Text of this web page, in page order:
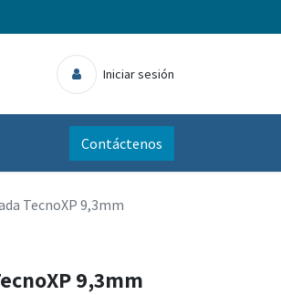
Iniciar sesión
Contáctenos
TecnoXP 9,3mm
9,3mm